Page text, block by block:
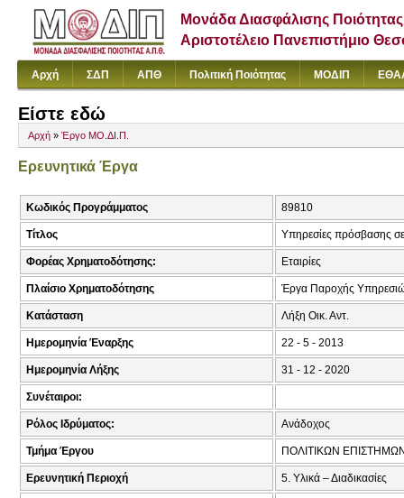
Μονάδα Διασφάλισης Ποιότητας
Αριστοτέλειο Πανεπιστήμιο
Αρχή ΣΔΠ ΑΠΘ Πολιτική Ποιότητας ΜΟΔΙΠ
Είστε εδώ
Αρχή » Έργο ΜΟ.ΔΙ.Π.
Ερευνητικά Έργα
Κωδικός Προγράμματος 89810
Τίτλος Υπηρεσίες πρόσβασης
Φορέας Χρηματοδότησης: Εταιρίες
Πλαίσιο Χρηματοδότησης Έργα Παροχής
Κατάσταση Λήξη Οικ. Αντ.
Ημερομηνία Έναρξης 22 - 5 - 2013
Ημερομηνία Λήξης 31 - 12 - 2020
Συνέταιροι:
Ρόλος Ιδρύματος: Ανάδοχος
Τμήμα Έργου ΠΟΛΙΤΙΚΩΝ
Ερευνητική Περιοχή 5. Υλικά – Διαδικασίες